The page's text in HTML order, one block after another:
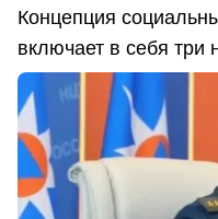
Концепция
включает в себя три